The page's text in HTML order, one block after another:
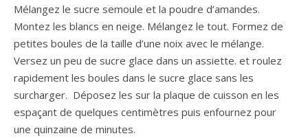
Mélangez le sucre semoule et la poudre d’amandes.
Montez les blancs en neige. Mélangez le tout. Formez de
petites boules de la taille d’une noix avec le mélange.
Versez un peu de sucre glace dans un assiette. et roulez
rapidement les boules dans le sucre glace sans les
surcharger. Déposez les sur la plaque de cuisson en les
espaçant de quelques centimètres puis enfournez pour
une quinzaine de minutes.